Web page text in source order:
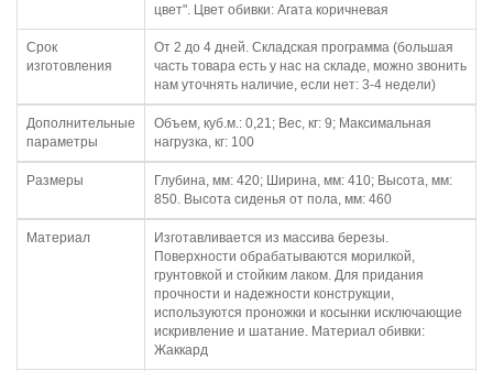
цвет". Цвет обивки: Агата коричневая
Срок
изготовления
От 2 до 4 дней. Складская программа (большая
часть товара есть у нас на складе, можно звонить
нам уточнять наличие, если нет: 3-4 недели)
Дополнительные
параметры
Объем, куб.м.: 0,21; Вес, кг: 9; Максимальная
нагрузка, кг: 100
Размеры
Глубина, мм: 420; Ширина, мм: 410; Высота, мм:
850. Высота сиденья от пола, мм: 460
Материал
Изготавливается из массива березы.
Поверхности обрабатываются морилкой,
грунтовкой и стойким лаком. Для придания
прочности и надежности конструкции,
используются проножки и косынки исключающие
искривление и шатание. Материал обивки:
Жаккард